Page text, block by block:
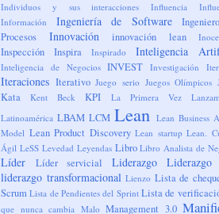
Individuos y sus interacciones Influencia
Información
Ingeniería de Software
Procesos
Innovación innovación lean
Inspección Inspira Inspirado Inteligencia
Inteligencia de Negocios INVEST Investigación
Iteraciones Iterativo Juego serio Juegos Olímpicos
Kata Kent Beck KPI La Primera Vez
Latinoamérica LBAM LCM Lean Lean Business
Model Lean Product Discovery Lean startup Lean.
Ágil LeSS Levedad Leyendas Libro Libro Analista de
Líder Líder servicial Liderazgo
liderazgo transformacional Lienzo Lista de
Scrum Lista de Pendientes del Sprint Lista de
que nunca cambia Malo Management 3.0